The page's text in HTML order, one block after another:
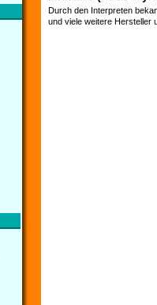
Durch den Interpreten
und viele weitere Hersteller